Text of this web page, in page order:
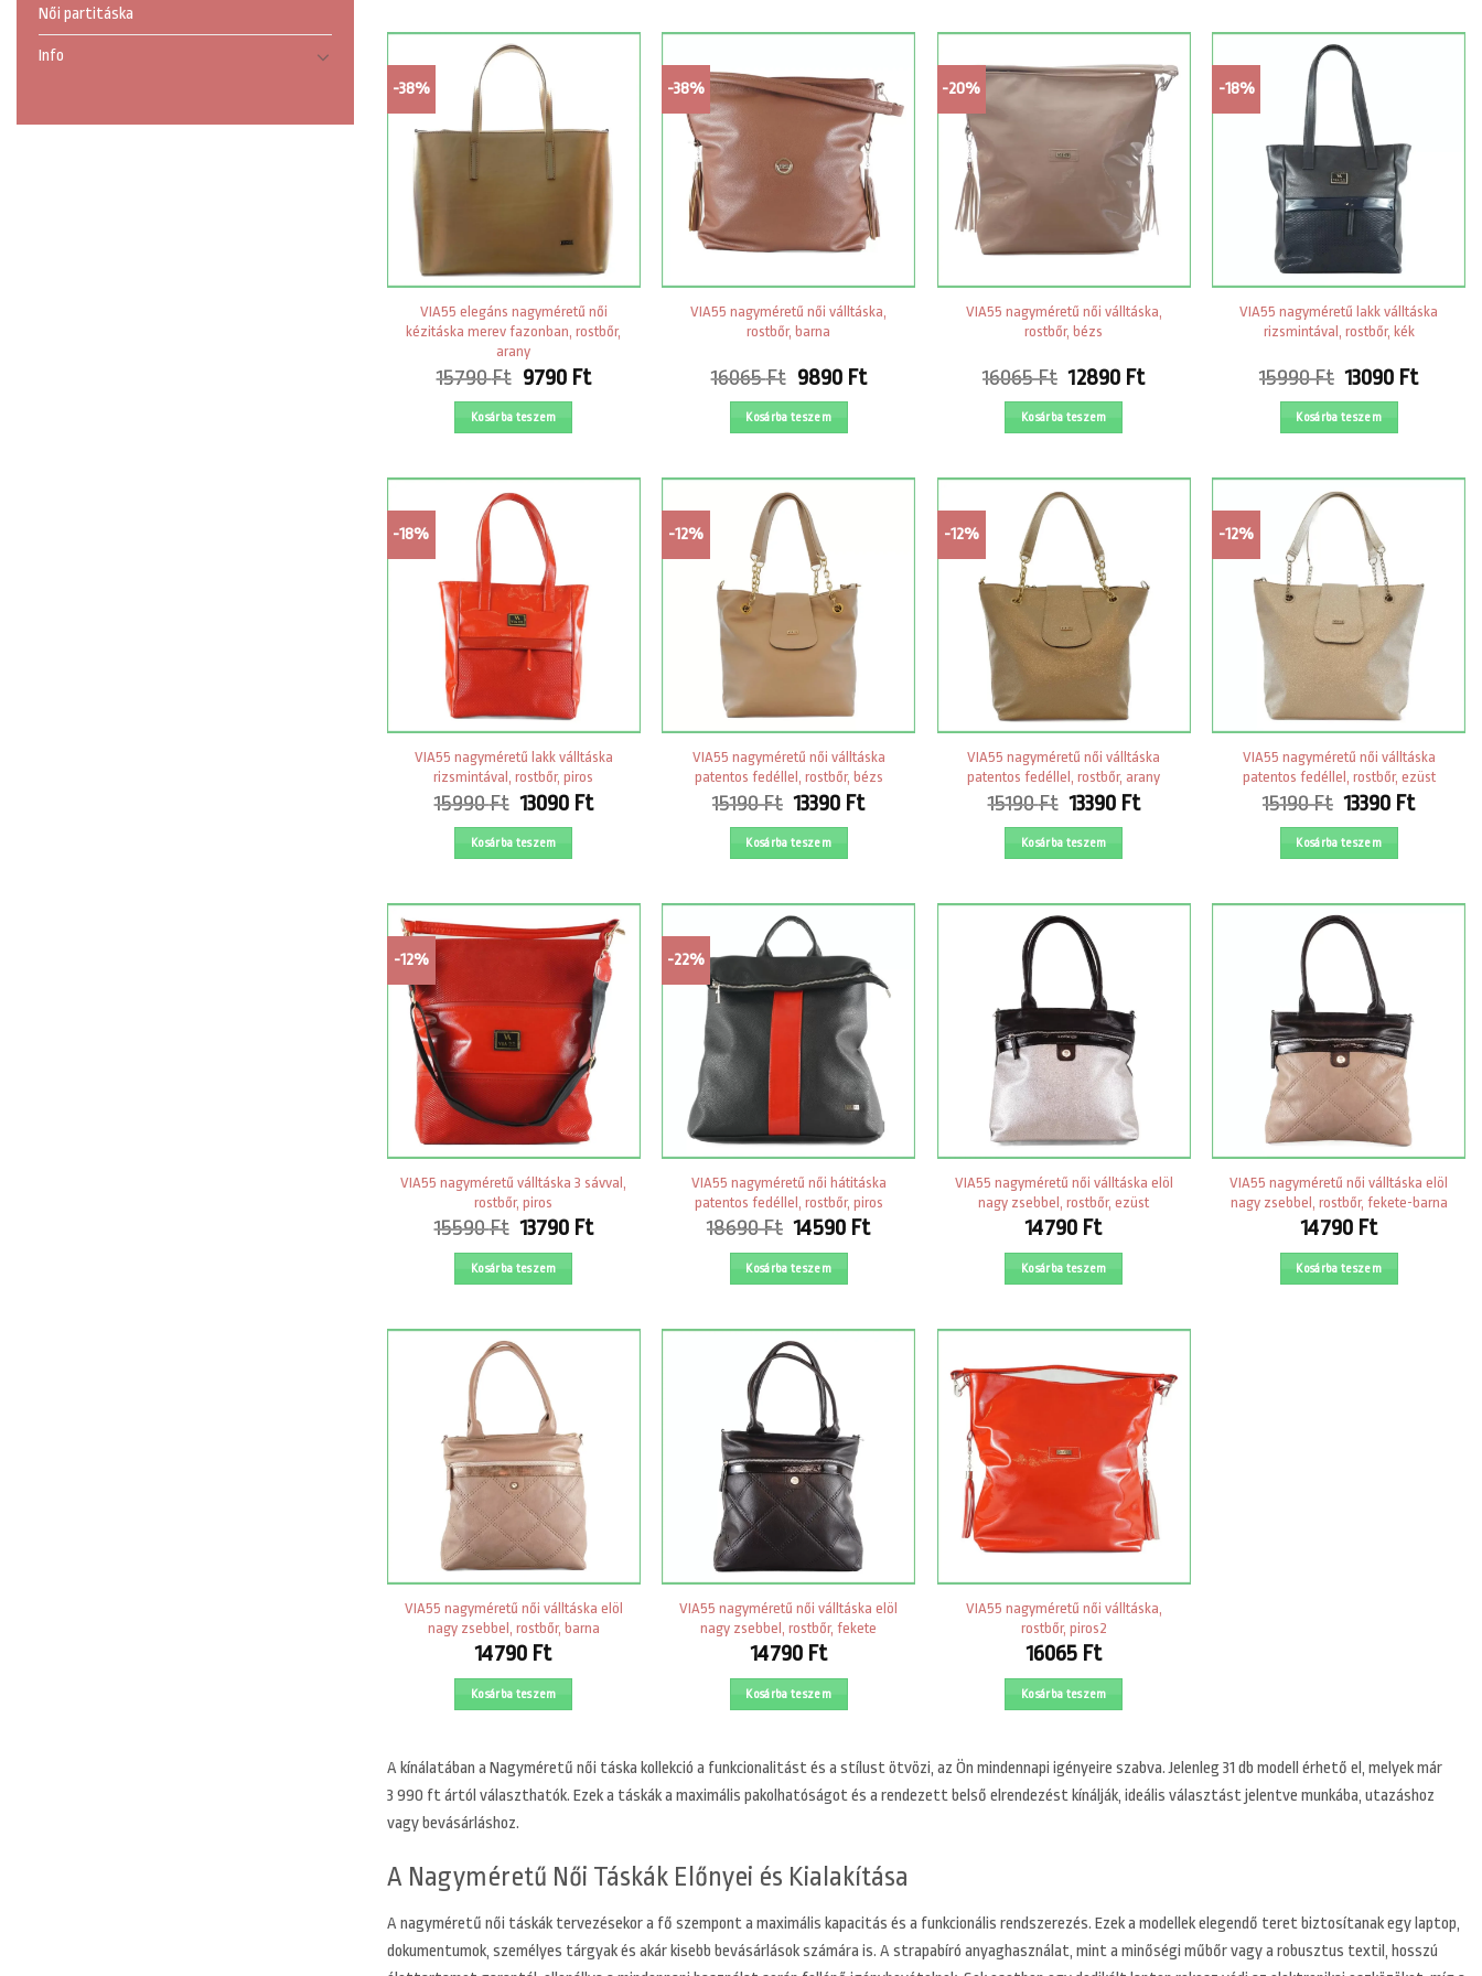
Női partitáska
Info
-38%
VIA55 elegáns nagyméretű női
kézitáska merev fazonban, rostbőr,
arany
15790Ft Original
price
was:
9790 FtCurrent
Kosárba teszem
-38%
VIA55 nagyméretű női válltáska,
rostbőr, barna
16065Ft Original
price
was:
9890 FtCurrent
Kosárba teszem
-20%
VIA55 nagyméretű női válltáska,
rostbőr, bézs
16065Ft Original
price
was:
12890 FtCurrent
Kosárba teszem
-18%
VIA55 nagyméretű lakk válltáska
rizsmintával, rostbőr, kék
15990Ft Original
price
was:
13090 Ft
Kosárba teszem
-18%
VIA55 nagyméretű lakk válltáska
rizsmintával, rostbőr, piros
15990Ft Original
price
was:
13090 FtCurrent
Kosárba teszem
-12%
VIA55 nagyméretű női válltáska
patentos fedéllel, rostbőr, bézs
15190Ft Original
price
was:
13390 FtCurrent
Kosárba teszem
-12%
VIA55 nagyméretű női válltáska
patentos fedéllel, rostbőr, arany
15190Ft Original
price
was:
13390 FtCurrent
Kosárba teszem
-12%
VIA55 nagyméretű női válltáska
patentos fedéllel, rostbőr, ezüst
15190Ft Original
price
was:
13390 Ft
Kosárba teszem
-12%
VIA55 nagyméretű válltáska 3 sávval,
rostbőr, piros
15590Ft Original
price
was:
13790 FtCurrent
Kosárba teszem
-22%
VIA55 nagyméretű női hátitáska
patentos fedéllel, rostbőr, piros
18690Ft Original
price
was:
14590 FtCurrent
Kosárba teszem
VIA55 nagyméretű női válltáska elöl
nagy zsebbel, rostbőr, ezüst
14790 Ft
Kosárba teszem
VIA55 nagyméretű női válltáska elöl
nagy zsebbel, rostbőr, fekete-barna
14790 Ft
Kosárba teszem
VIA55 nagyméretű női válltáska elöl
nagy zsebbel, rostbőr, barna
14790 Ft
Kosárba teszem
VIA55 nagyméretű női válltáska elöl
nagy zsebbel, rostbőr, fekete
14790 Ft
Kosárba teszem
VIA55 nagyméretű női válltáska,
rostbőr, piros2
16065 Ft
Kosárba teszem
A kínálatában a Nagyméretű női táska kollekció a funkcionalitást és a stílust ötvözi, az Ön mindennapi igényeire szabva. Jelenleg 31 db modell érhető el, melyek már
3 990 ft ártól választhatók. Ezek a táskák a maximális pakolhatóságot és a rendezett belső elrendezést kínálják, ideális választást jelentve munkába, utazáshoz
vagy bevásárláshoz.
A Nagyméretű Női Táskák Előnyei és Kialakítása
A nagyméretű női táskák tervezésekor a fő szempont a maximális kapacitás és a funkcionális rendszerezés. Ezek a modellek elegendő teret biztosítanak egy laptop,
dokumentumok, személyes tárgyak és akár kisebb bevásárlások számára is. A strapabíró anyaghasználat, mint a minőségi műbőr vagy a robusztus textil, hosszú